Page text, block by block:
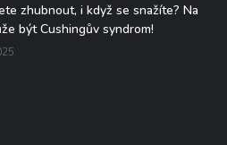
zhubnout, i když se snažíte? Na
být Cushingův syndrom!